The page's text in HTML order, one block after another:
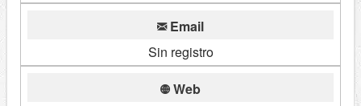
Email
Sin registro
Web